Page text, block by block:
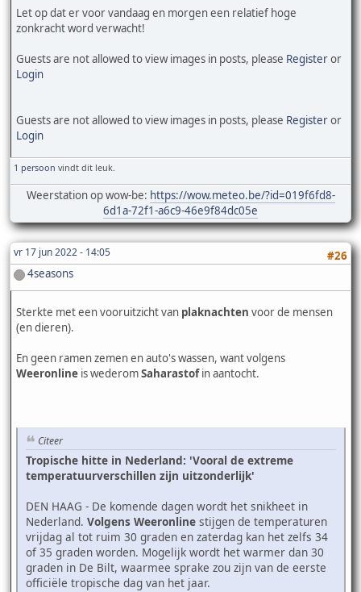
Let op dat er voor vandaag en morgen een relatief hoge
zonkracht word verwacht!
Guests are not allowed to view images in posts, please Registeror
Login
Guests are not allowed to view images in posts, please Registeror
Login
1 persoon vindt dit leuk.
Weerstation op wow-be: https://wow.meteo.be/?id=019f6fd8-
6d1a-72f1-a6c9-46e9f84dc05e
vr 17 jun 2022 - 14:05
#26
4seasons
Sterkte met een vooruitzicht van plaknachten voor de mensen
(en dieren).
En geen ramen zemen en auto's wassen, want volgens
Weeronline is wederomSaharastofin aantocht.
Citeer
Tropische hitte in Nederland: 'Vooral de extreme
temperatuurverschillen zijn uitzonderlijk'
DEN HAAG - De komende dagen wordt het snikheet in
Nederland. Volgens Weeronline stijgen de temperaturen
vrijdag al tot ruim 30 graden en zaterdag kan het zelfs 34
of 35 graden worden. Mogelijk wordt het warmer dan 30
graden in De Bilt, waarmee sprake zou zijn van de eerste
officiële tropische dag van het jaar.